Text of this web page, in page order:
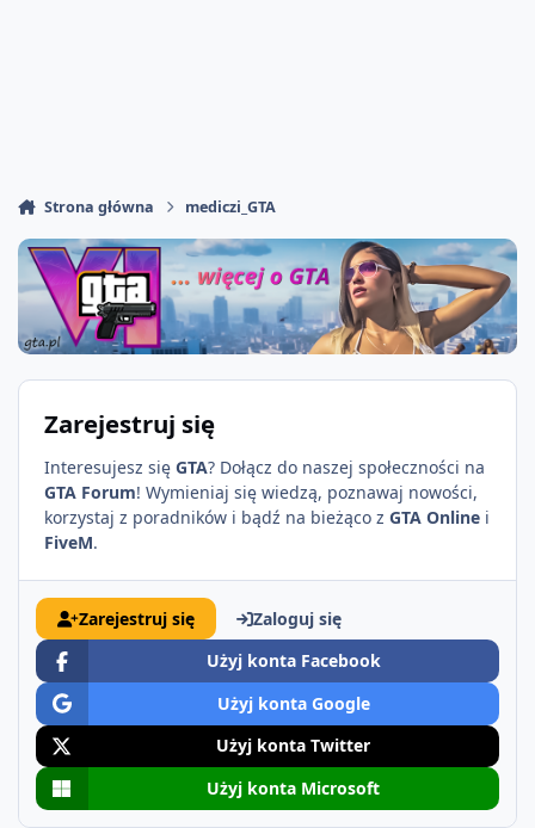
Strona główna mediczi_GTA
Zarejestruj się
Interesujesz się GTA? Dołącz do naszej społeczności na
GTA Forum! Wymieniaj się wiedzą, poznawaj nowości,
korzystaj z poradników i bądź na bieżąco z GTA Online i
FiveM.
Zarejestruj się
Zaloguj się
Użyj konta Facebook
Użyj konta Google
Użyj konta Twitter
Użyj konta Microsoft